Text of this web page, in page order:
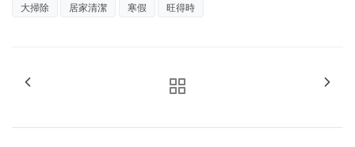
大掃除 居家清潔 寒假 旺得時